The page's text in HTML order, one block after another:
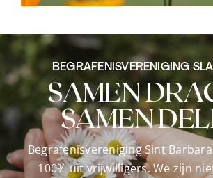
BEGRAFENISVERENIGING
SAMEN
SAMEN
Begrafenisvereniging Sint
100% uit vrijwilligers. We zijn